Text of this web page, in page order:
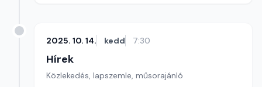
2025. 10. 14. kedd 7:30
Hírek
Közlekedés, lapszemle, műsorajánló